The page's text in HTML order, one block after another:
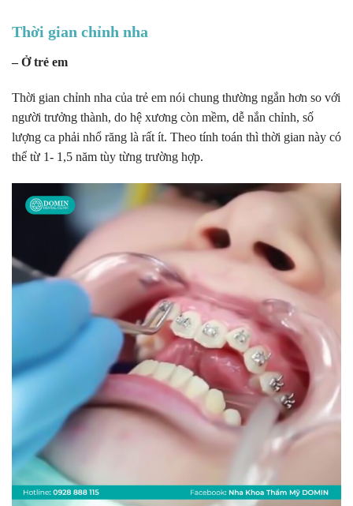
Thời gian chỉnh nha
– Ở trẻ em
Thời gian chỉnh nha của trẻ em nói chung thường ngắn hơn so với
người trưởng thành, do hệ xương còn mềm, dễ nắn chỉnh, số
lượng ca phải nhổ răng là rất ít. Theo tính toán thì thời gian này có
thể từ 1- 1,5 năm tùy từng trường hợp.